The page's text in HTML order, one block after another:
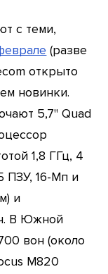
с теми,
(разве
открыто
новинки.
5,7" Quad
1,8 ГГц, 4
ПЗУ, 16-Мп и
и
В Южной
вон (около
M820